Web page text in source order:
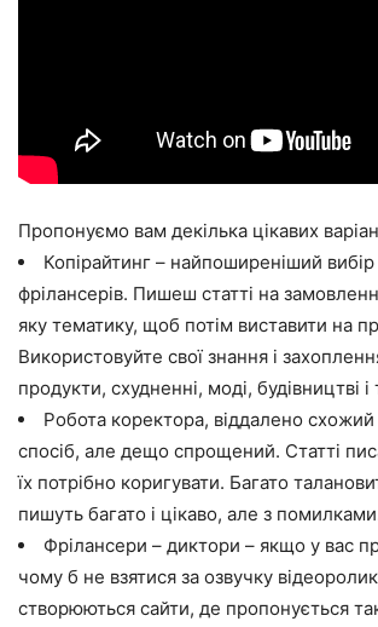
Пропонуємо вам декілька цікавих
Копірайтинг – найпоширеніший вибір
фрілансерів. Пишеш статті на
яку тематику, щоб потім виставити на
Використовуйте свої знання і
продукти, схудненні, моді, будівництві і
Робота коректора, віддалено
спосіб, але дещо спрощений. Статті
їх потрібно коригувати. Багато
пишуть багато і цікаво, але з
Фрілансери – диктори – якщо у вас
чому б не взятися за озвучку
створюються сайти, де пропонується